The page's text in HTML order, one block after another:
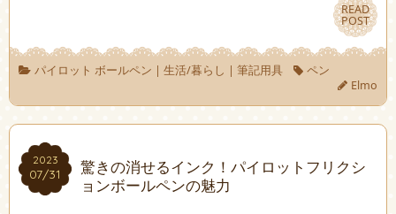
READ
POST
READ
POST
パイロット ボールペン | 生活/暮らし | 筆記用具
ペン
Elmo
2023
07/31
2023
07/31
驚きの消せるインク！パイロットフリクシ
ョンボールペンの魅力